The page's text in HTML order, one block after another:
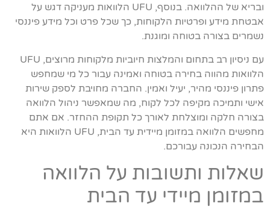
ובריא של ההלוואה. בנוסף, UFU הלוואות מעניקה דגש על
אבטחת מידע ופרטיות הלקוחות, כך שכל פרט וכל מידע פיננסי
נשמרים בצורה בטוחה ומוגנת.
עם ניסיון רב בתחום והמלצות חיוביות מלקוחות מרוצים, UFU
הלוואות מהווה בחירה בטוחה ואמינה עבור כל מי שמחפש
פתרון פיננסי מהיר, יעיל ואמין. החברה מחויבת לספק שירות
אישי ותמיכה מקיפה לכל לקוח, מה שמאפשר ניהול הלוואה
בצורה חלקה ומוצלחת לאורך כל תקופת ההחזר. אם אתם
מחפשים הלוואה במזומן מיידית עד הבית, UFU הלוואות היא
הבחירה הנכונה עבורכם.
שאלות ותשובות על הלוואה
במזומן מיידי עד הבית